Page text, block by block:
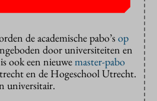
de academische pabo’sop
door universiteiten en
ook een nieuwemaster-pabo
en de Hogeschool Utrecht.
universitair.